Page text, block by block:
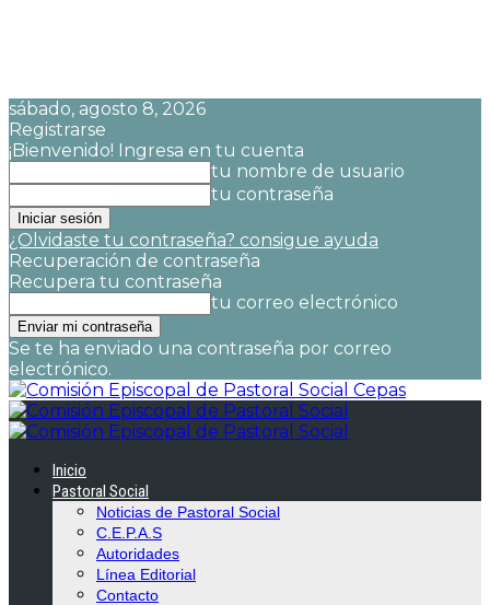
sábado, agosto 8, 2026
Registrarse
¡Bienvenido! Ingresa en tu cuenta
tu nombre de usuario
tu contraseña
¿Olvidaste tu contraseña? consigue ayuda
Recuperación de contraseña
Recupera tu contraseña
tu correo electrónico
Se te ha enviado una contraseña por correo
electrónico.
Cepas
Inicio
Pastoral Social
Noticias de Pastoral Social
C.E.P.A.S
Autoridades
Línea Editorial
Contacto